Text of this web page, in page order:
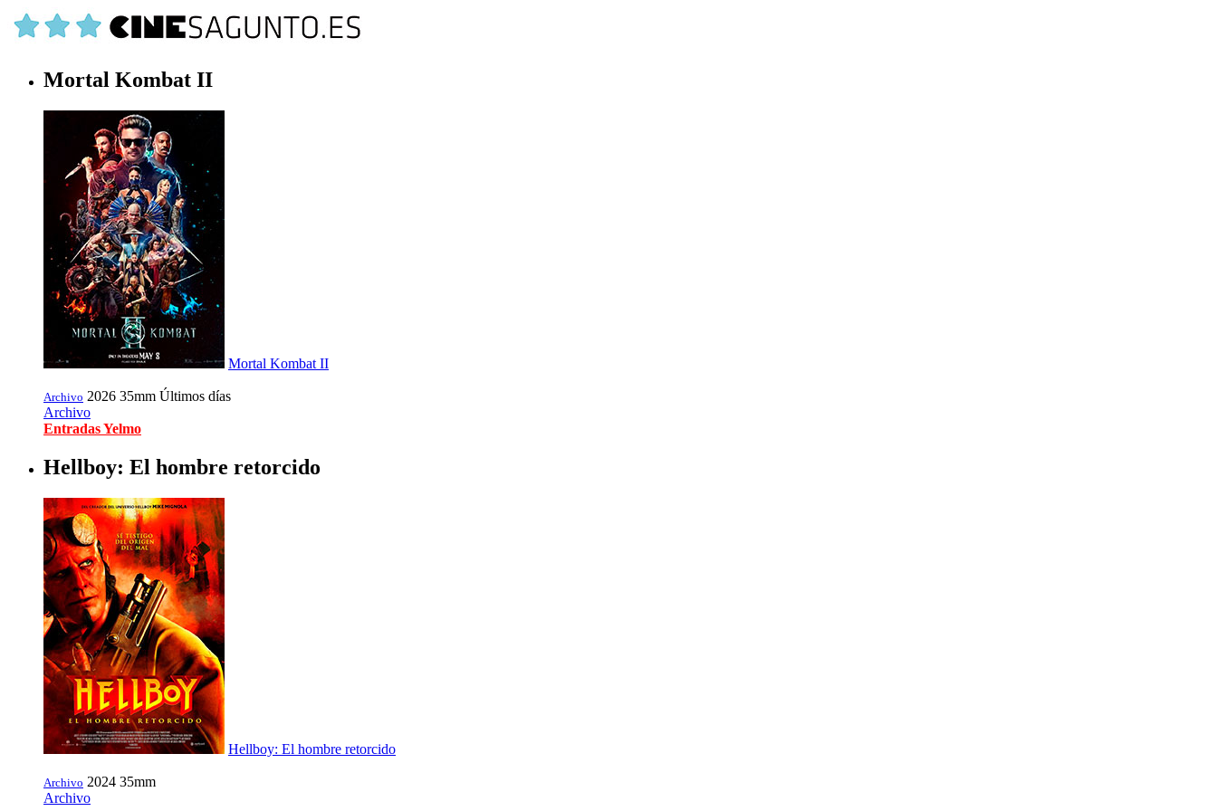
Mortal Kombat II
Mortal Kombat II
Archivo 2026 35mm Últimos días
Archivo
Entradas Yelmo
Hellboy: El hombre retorcido
Hellboy: El hombre retorcido
Archivo 2024 35mm
Archivo